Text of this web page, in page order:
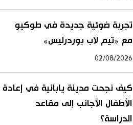
تجربة ضوئية جديدة في طوكيو
مع «تيم لاب بوردرليس»
02/08/2026
كيف نجحت مدينة يابانية في إعادة
الأطفال الأجانب إلى مقاعد
الدراسة؟